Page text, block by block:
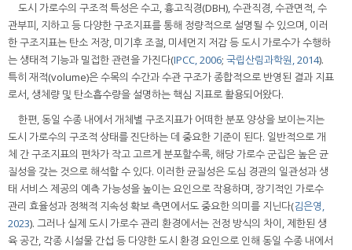
도시 가로수의 구조적 특성은 수고, 흉고직경(DBH), 수관직경, 수관면적, 수
관부피, 지하고 등 다양한 구조지표를 통해 정량적으로 설명될 수 있으며, 이러
한 구조지표는 탄소 저장, 미기후 조절, 미세먼지 저감 등 도시 가로수가 수행하
는 생태적 기능과 밀접한 관련을 가진다(IPCC, 2006; 국립산림과학원, 2014).
특히 재적(volume)은 수목의 수간과 수관 구조가 종합적으로 반영된 결과 지표
로서, 생체량 및 탄소흡수량을 설명하는 핵심 지표로 활용되어왔다.
한편, 동일 수종 내에서 개체별 구조지표가 어떠한 분포 양상을 보이는지는
도시 가로수의 구조적 상태를 진단하는 데 중요한 기준이 된다. 일반적으로 개
체 간 구조지표의 편차가 작고 고르게 분포할수록, 해당 가로수 군집은 높은 균
질성을 갖는 것으로 해석할 수 있다. 이러한 균질성은 도심 경관의 일관성과 생
태 서비스 제공의 예측 가능성을 높이는 요인으로 작용하며, 장기적인 가로수
관리 효율성과 정책적 지속성 확보 측면에서도 중요한 의미를 지닌다(김은영,
2023). 그러나 실제 도시 가로수 관리 환경에서는 전정 방식의 차이, 제한된 생
육 공간, 각종 시설물 간섭 등 다양한 도시 환경 요인으로 인해 동일 수종 내에서